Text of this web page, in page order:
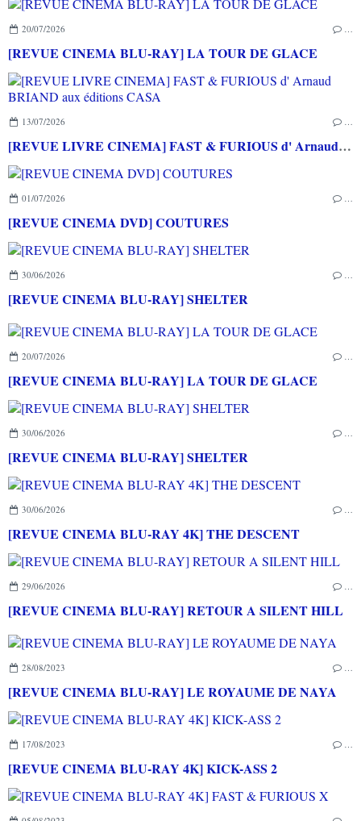
20/07/2026 …
[REVUE CINEMA BLU-RAY] LA TOUR DE GLACE
13/07/2026 …
[REVUE LIVRE CINEMA] FAST & FURIOUS d' Arnaud BRIAND aux éditions CASA
01/07/2026 …
[REVUE CINEMA DVD] COUTURES
30/06/2026 …
[REVUE CINEMA BLU-RAY] SHELTER
20/07/2026 …
[REVUE CINEMA BLU-RAY] LA TOUR DE GLACE
30/06/2026 …
[REVUE CINEMA BLU-RAY] SHELTER
30/06/2026 …
[REVUE CINEMA BLU-RAY 4K] THE DESCENT
29/06/2026 …
[REVUE CINEMA BLU-RAY] RETOUR A SILENT HILL
28/08/2023 …
[REVUE CINEMA BLU-RAY] LE ROYAUME DE NAYA
17/08/2023 …
[REVUE CINEMA BLU-RAY 4K] KICK-ASS 2